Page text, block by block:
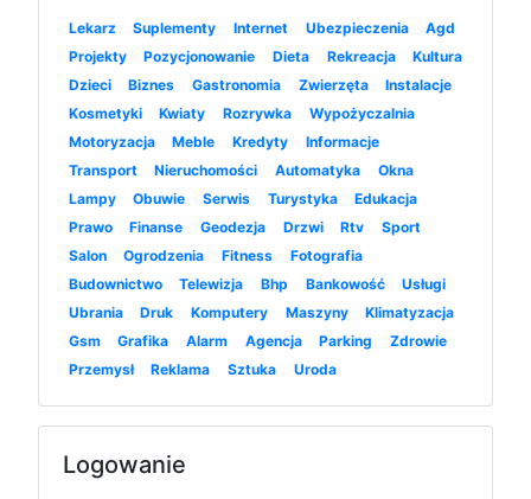
Lekarz Suplementy Internet Ubezpieczenia
Agd
Projekty
Pozycjonowanie Dieta Rekreacja
Kultura
Dzieci
Biznes Gastronomia Zwierzęta
Instalacje
Kosmetyki
Kwiaty Rozrywka
Wypożyczalnia
Motoryzacja
Meble Kredyty
Informacje
Transport
Nieruchomości Automatyka
Okna
Lampy
Obuwie Serwis Turystyka
Edukacja
Prawo
Finanse Geodezja Drzwi Rtv
Sport
Salon
Ogrodzenia Fitness
Fotografia
Budownictwo
Telewizja Bhp Bankowość
Usługi
Ubrania
Druk Komputery Maszyny
Klimatyzacja
Gsm
Grafika Alarm Agencja Parking
Zdrowie
Przemysł
Reklama Sztuka Uroda
Logowanie